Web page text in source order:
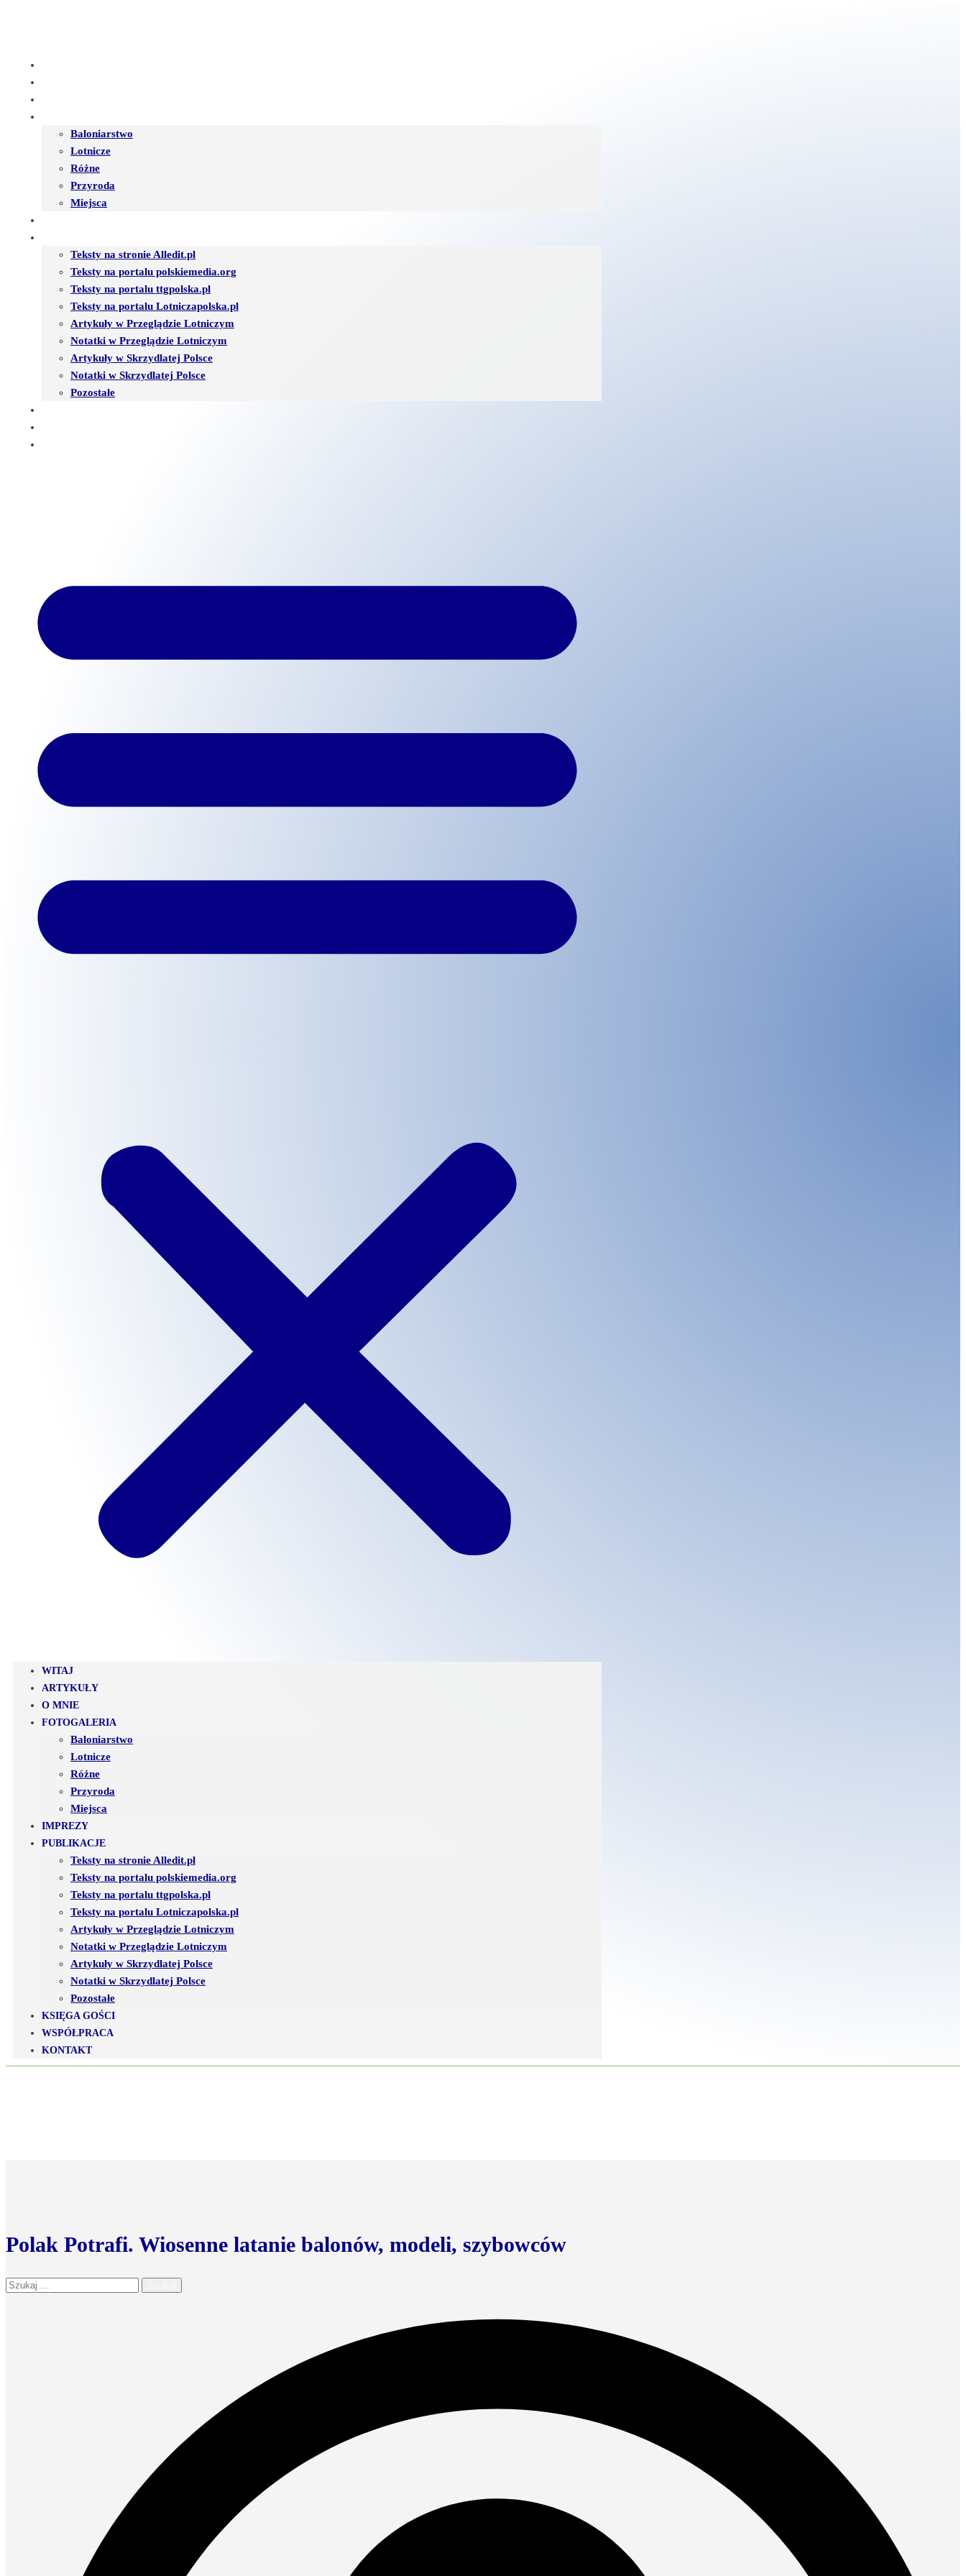
Baloniarstwo
Lotnicze
Różne
Przyroda
Miejsca
Teksty na stronie Alledit.pl
Teksty na portalu polskiemedia.org
Teksty na portalu ttgpolska.pl
Teksty na portalu Lotniczapolska.pl
Artykuły w Przeglądzie Lotniczym
Notatki w Przeglądzie Lotniczym
Artykuły w Skrzydlatej Polsce
Notatki w Skrzydlatej Polsce
Pozostałe
WITAJ
ARTYKUŁY
O MNIE
FOTOGALERIA
Baloniarstwo
Lotnicze
Różne
Przyroda
Miejsca
IMPREZY
PUBLIKACJE
Teksty na stronie Alledit.pl
Teksty na portalu polskiemedia.org
Teksty na portalu ttgpolska.pl
Teksty na portalu Lotniczapolska.pl
Artykuły w Przeglądzie Lotniczym
Notatki w Przeglądzie Lotniczym
Artykuły w Skrzydlatej Polsce
Notatki w Skrzydlatej Polsce
Pozostałe
KSIĘGA GOŚCI
WSPÓŁPRACA
KONTAKT
Polak Potrafi. Wiosenne latanie balonów, modeli, szybowców
Szukaj: